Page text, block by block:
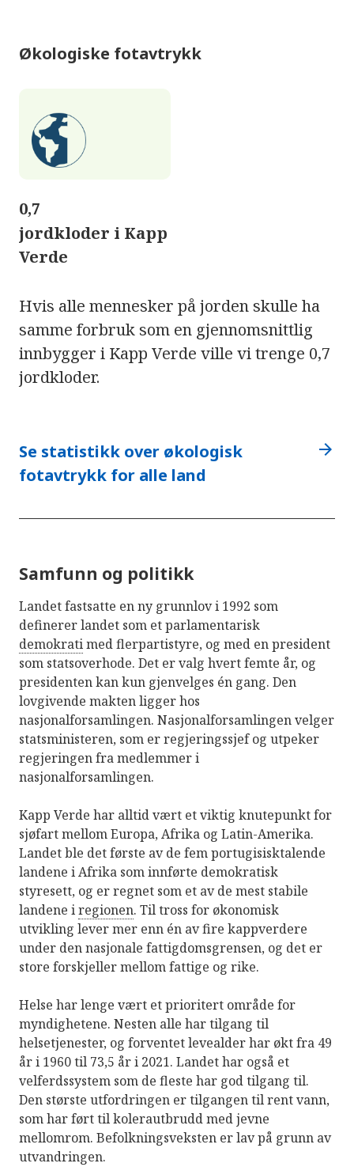
Økologiske fotavtrykk
0,7
jordkloder i Kapp
Verde
Hvis alle mennesker på jorden skulle ha
samme forbruk som en gjennomsnittlig
innbygger i Kapp Verde ville vi trenge 0,7
jordkloder.
Se statistikk over økologisk
fotavtrykk for alle land
arrow_forward
Samfunn og politikk
Landet fastsatte en ny grunnlov i 1992 som
definerer landet som et parlamentarisk
demokratimed flerpartistyre, og med en president
som statsoverhode. Det er valg hvert femte år, og
presidenten kan kun gjenvelges én gang. Den
lovgivende makten ligger hos
nasjonalforsamlingen. Nasjonalforsamlingen velger
statsministeren, som er regjeringssjef og utpeker
regjeringen fra medlemmer i
nasjonalforsamlingen.
Kapp Verde har alltid vært et viktig knutepunkt for
sjøfart mellom Europa, Afrika og Latin-Amerika.
Landet ble det første av de fem portugisisktalende
landene i Afrika som innførte demokratisk
styresett, og er regnet som et av de mest stabile
landene iregionen. Til tross for økonomisk
utvikling lever mer enn én av fire kappverdere
under den nasjonale fattigdomsgrensen, og det er
store forskjeller mellom fattige og rike.
Helse har lenge vært et prioritert område for
myndighetene. Nesten alle har tilgang til
helsetjenester, og forventet levealder har økt fra 49
år i 1960 til 73,5 år i 2021. Landet har også et
velferdssystem som de fleste har god tilgang til.
Den største utfordringen er tilgangen til rent vann,
som har ført til kolerautbrudd med jevne
mellomrom. Befolkningsveksten er lav på grunn av
utvandringen.